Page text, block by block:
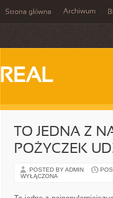
Strona główna Archiwum
REAL
TO JEDNA Z
POŻYCZEK
POSTED BY ADMIN
WYŁĄCZONA